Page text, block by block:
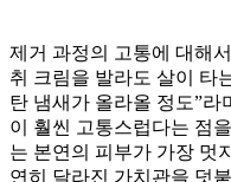
제거 과정의 고통에 대해
취 크림을 발라도 살이 타
탄 냄새가 올라올 정도”라
이 훨씬 고통스럽다는 점
는 본연의 피부가 가장 멋
연히 달라진 가치관을 덧